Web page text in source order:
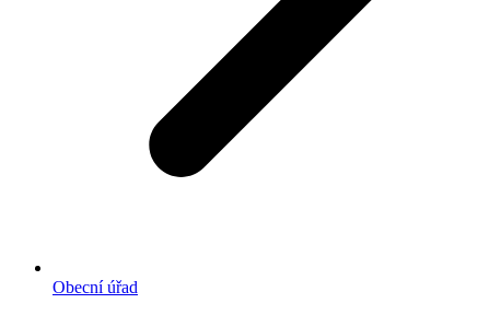
Obecní úřad